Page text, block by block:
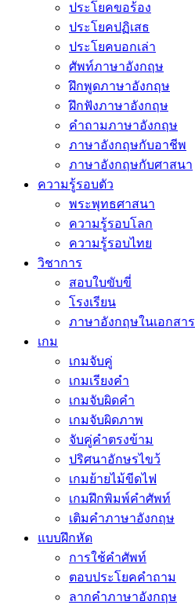
ประโยคขอร้อง
ประโยคปฏิเสธ
ประโยคบอกเล่า
ศัพท์ภาษาอังกฤษ
ฝึกพูดภาษาอังกฤษ
ฝึกฟังภาษาอังกฤษ
คำถามภาษาอังกฤษ
ภาษาอังกฤษกับอาชีพ
ภาษาอังกฤษกับศาสนา
ความรู้รอบตัว
พระพุทธศาสนา
ความรู้รอบโลก
ความรู้รอบไทย
วิชาการ
สอบใบขับขี่
โรงเรียน
ภาษาอังกฤษในเอกสาร
เกม
เกมจับคู่
เกมเรียงคำ
เกมจับผิดคำ
เกมจับผิดภาพ
จับคู่คำตรงข้าม
ปริศนาอักษรไขว้
เกมย้ายไม้ขีดไฟ
เกมฝึกพิมพ์คำศัพท์
เติมคำภาษาอังกฤษ
แบบฝึกหัด
การใช้คำศัพท์
ตอบประโยคคำถาม
ลากคำภาษาอังกฤษ